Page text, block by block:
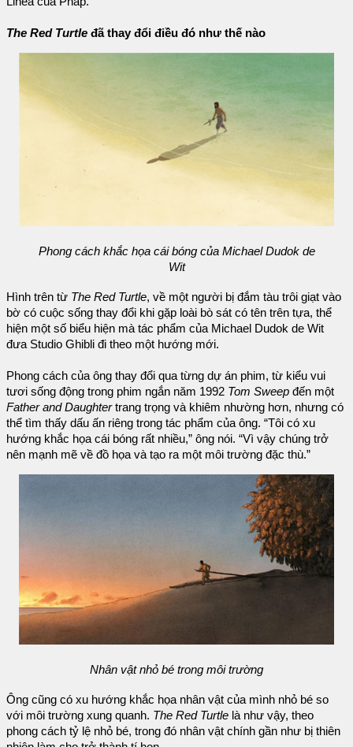
The Red Turtle đã thay đổi điều đó như thế nào
Phong cách khắc họa cái bóng của Michael Dudok de
Wit
Hình trên từ The Red Turtle, về một người bị đắm tàu trôi giạt vào
bờ có cuộc sống thay đổi khi gặp loài bò sát có tên trên tựa, thể
hiện một số biểu hiện mà tác phẩm của Michael Dudok de Wit
đưa Studio Ghibli đi theo một hướng mới.
Phong cách của ông thay đổi qua từng dự án phim, từ kiểu vui
tươi sống động trong phim ngắn năm 1992 Tom Sweep đến một
Father and Daughtertrang trọng và khiêm nhường hơn, nhưng có
thể tìm thấy dấu ấn riêng trong tác phẩm của ông. “Tôi có xu
hướng khắc họa cái bóng rất nhiều,” ông nói. “Vì vậy chúng trở
nên mạnh mẽ về đồ họa và tạo ra một môi trường đặc thù.”
Nhân vật nhỏ bé trong môi trường
Ông cũng có xu hướng khắc họa nhân vật của mình nhỏ bé so
với môi trường xung quanh. The Red Turtle là như vậy, theo
phong cách tỷ lệ nhỏ bé, trong đó nhân vật chính gần như bị thiên